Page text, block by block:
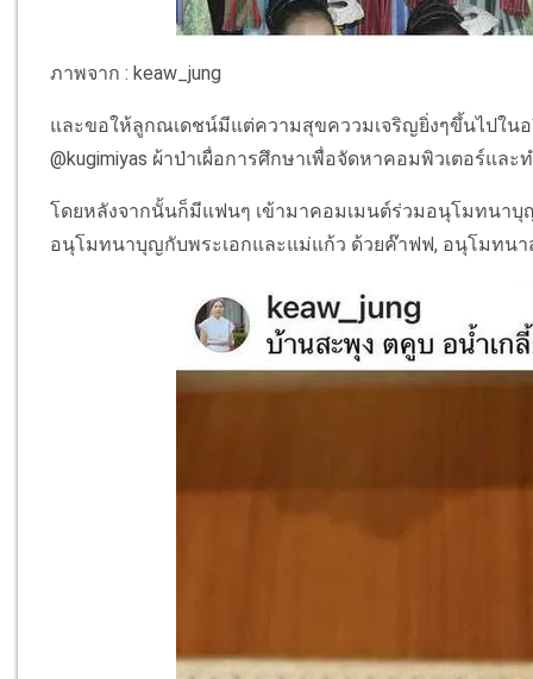
ภาพจาก : keaw_jung
และขอให้ลูกณเดชน์มีแต่ความสุขคววมเจริญยิ่งๆขึ้นไปใ
@kugimiyas ผ้าป่าเผื่อการศึกษาเพื่อจัดหาคอมพิวเตอร์แล
โดยหลังจากนั้นก็มีแฟนๆ เข้ามาคอมเมนต์ร่วมอนุโมทนา
อนุโมทนาบุญกับพระเอกและแม่แก้ว ด้วยค๊าฟฟ, อนุโมทน